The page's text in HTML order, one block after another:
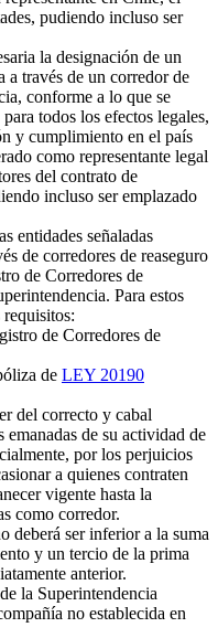
pudiendo incluso ser
la designación de un
a través de un corredor de
conforme a lo que se
todos los efectos legales,
y cumplimiento en el país
como representante legal
del contrato de
incluso ser emplazado
entidades señaladas
de corredores de reaseguro
de Corredores de
Para estos
de Corredores de
de LEY 20190
del correcto y cabal
de su actividad de
por los perjuicios
a quienes contraten
vigente hasta la
como corredor.
deberá ser inferior a la suma
y un tercio de la prima
anterior.
la Superintendencia
no establecida en